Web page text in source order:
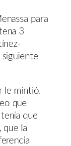
para
3
siguiente
le mintió.
que
que
que la